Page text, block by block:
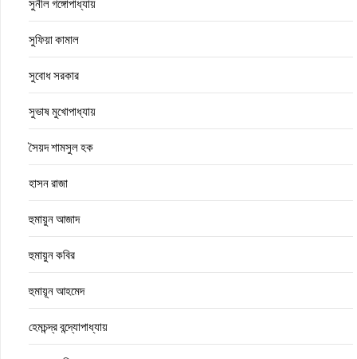
সুনীল গঙ্গোপাধ্যায়
সুফিয়া কামাল
সুবোধ সরকার
সুভাষ মুখোপাধ্যায়
সৈয়দ শামসুল হক
হাসন রাজা
হুমায়ুন আজাদ
হুমায়ুন কবির
হুমায়ূন আহমেদ
হেমচন্দ্র বন্দ্যোপাধ্যায়